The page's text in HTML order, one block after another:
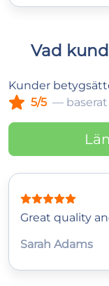
Vad
Kunder
5/5 — baserat
Great quality
Sarah Adams